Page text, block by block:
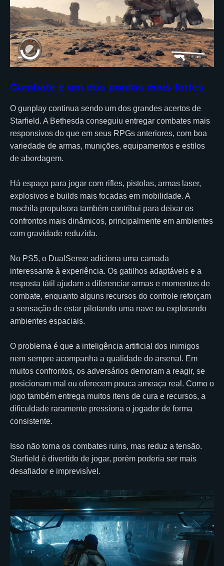
Combate é um dos pontos mais fortes
O gunplay continua sendo um dos grandes acertos de
Starfield. A Bethesda conseguiu entregar combates mais
responsivos do que em seus RPGs anteriores, com boa
variedade de armas, munições, equipamentos e estilos
de abordagem.
Há espaço para jogar com rifles, pistolas, armas laser,
explosivos e builds mais focadas em mobilidade. A
mochila propulsora também contribui para deixar os
confrontos mais dinâmicos, principalmente em ambientes
com gravidade reduzida.
No PS5, o DualSense adiciona uma camada
interessante à experiência. Os gatilhos adaptáveis e a
resposta tátil ajudam a diferenciar armas e momentos de
combate, enquanto alguns recursos do controle reforçam
a sensação de estar pilotando uma nave ou explorando
ambientes espaciais.
O problema é que a inteligência artificial dos inimigos
nem sempre acompanha a qualidade do arsenal. Em
muitos confrontos, os adversários demoram a reagir, se
posicionam mal ou oferecem pouca ameaça real. Como o
jogo também entrega muitos itens de cura e recursos, a
dificuldade raramente pressiona o jogador de forma
consistente.
Isso não torna os combates ruins, mas reduz a tensão.
Starfield é divertido de jogar, porém poderia ser mais
desafiador e imprevisível.